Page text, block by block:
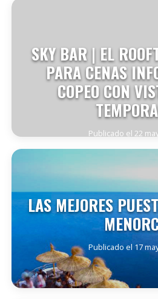
SKY BAR | EL
PARA CENAS
COPEO CON
Publicado el 22
LAS MEJORES
Publicado el 17